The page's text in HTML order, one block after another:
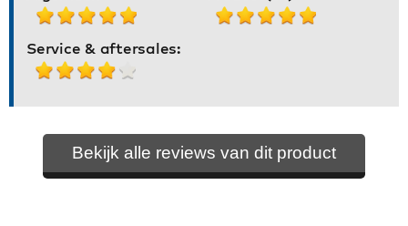
Service & aftersales:
Bekijk alle reviews van dit product